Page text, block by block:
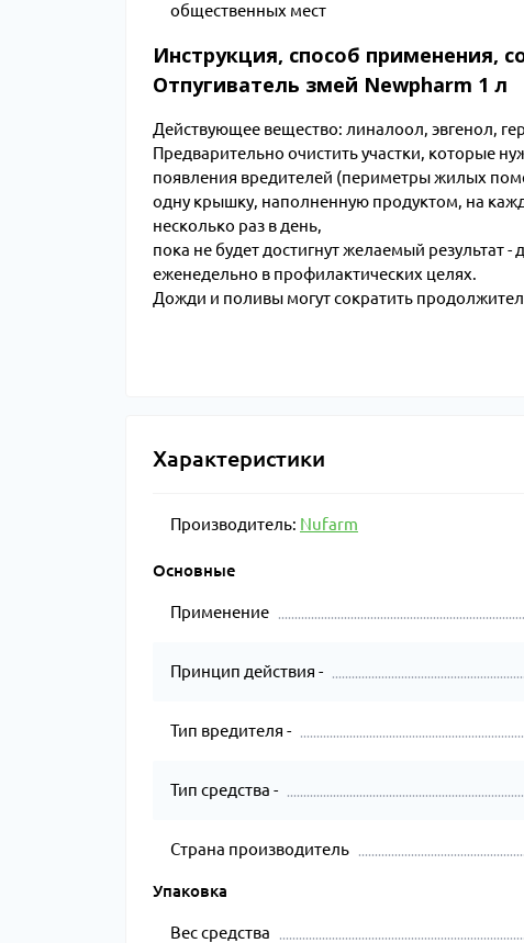
общественных мест
Инструкция, способ применения,
Отпугиватель змей Newpharm 1 л
Действующее вещество: линалоол, эвгенол,
Предварительно очистить участки, которые
появления вредителей (периметры жилых
одну крышку, наполненную продуктом, на
несколько раз в день,
пока не будет достигнут желаемый результат
еженедельно в профилактических целях.
Дожди и поливы могут сократить
Характеристики
Производитель: Nufarm
Основные
Применение
Принцип действия -
Тип вредителя -
Тип средства -
Страна производитель
Упаковка
Вес средства